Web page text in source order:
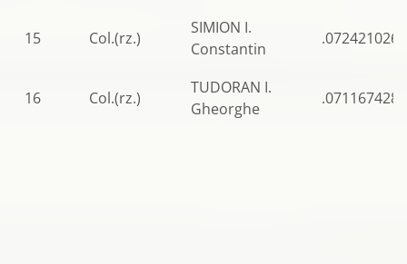
15 Col.(rz.)
SIMION I.
Constantin
.0724210262
16 Col.(rz.)
TUDORAN I.
Gheorghe
.0711674287